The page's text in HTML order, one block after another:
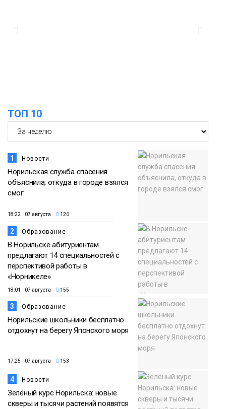
ТОП 10
1 Новости
Норильская служба спасения
объяснила, откуда в городе взялся
смог
18:22 07 августа 126
2 Образование
В Норильске абитуриентам
предлагают 14 специальностей с
перспективой работы в
«Норникеле»
18:01 07 августа 155
3 Образование
Норильские школьники бесплатно
отдохнут на берегу Японского моря
17:25 07 августа 153
4 Новости
Зелёный курс Норильска: новые
скверы и тысячи растений появятся